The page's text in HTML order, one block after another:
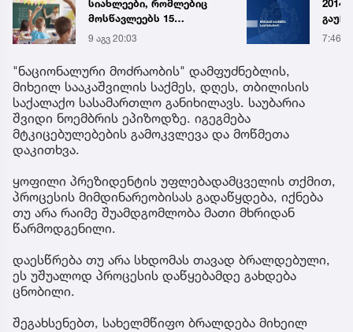
სიახლეები, რომლებიც
მოსწავლეებს 15
სექტემბერს სკოლებში
დახვდებათ
9 აგვ 20:03
2014
7:46
"ნაციონალური მოძრაობის" დამფუძნებლის,
მიხეილ სააკაშვილის საქმეს, დღეს, თბილისის
საქალაქო სასამართლო განიხილავს. საუბარია
შვიდი ნოემბრის ეპიზოდზე. იგეგმება
მტკიცებულებების გამოკვლევა და მოწმეთა
დაკითხვა.
ყოფილი პრეზიდენტის უფლებადამცველის თქმით,
პროცესის მიმდინარეობისას გადაწყდება, იქნება
თუ არა რაიმე შუამდგომლობა მათი მხრიდან
წარმოდგენილი.
დაესწრება თუ არა სხდომას თავად ბრალდებული,
ეს უშუალოდ პროცესის დაწყებამდე გახდება
ცნობილი.
შეგახსენებთ, სახელმწიფო ბრალდება მიხეილ